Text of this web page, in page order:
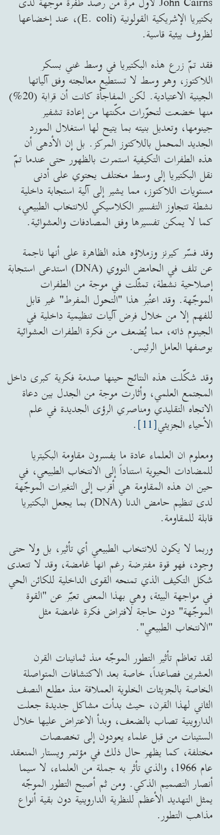
بكتيريا الإشريكية القولونية (E. coli)، عند إخضاعها
لظروف بيئية قاسية.
فقد تمّ زرع هذه البكتيريا في وسط غني بسكر
اللاكتوز، وهو وسط لا تستطيع معالجته وفق آلياتها
الجينية الاعتيادية. لكن المفاجأة كانت أن قرابة (20%)
منها خضعت لتحوّرات مكّنتها من إعادة تشفير
جينومها، وتعديل بنيته بما يتيح لها استغلال المورد
الجديد المحمل باللاكتوز المركز. بل إن الأدهى أن
هذه الطفرات التكيفية استمرت بالظهور حتى عندما تمّ
نقل البكتيريا إلى وسط مختلف يحتوي على أدنى
مستويات اللاكتوز، مما يشير إلى آلية استجابة داخلية
نشطة تتجاوز التفسير الكلاسيكي للانتخاب الطبيعي،
كما لا يمكن تفسيرها وفق المصادفات والعشوائية.
وقد فسّر كيرنز وزملاؤه هذه الظاهرة على أنها ناجمة
عن تلف في الحامض النووي (DNA) استدعى استجابة
إصلاحية نشطة، تمثّلت في موجة من الطفرات
الموجّهة. وقد اعتُبر هذا "التحول المفرط" غير قابل
للفهم إلا من خلال فرض آليات تنظيمية داخلية في
الجينوم ذاته، مما يُضعف من فكرة الطفرات العشوائية
بوصفها العامل الرئيس.
وقد شكّلت هذه النتائج حينها صدمة فكرية كبرى داخل
المجتمع العلمي، وأثارت موجة من الجدل بين دعاة
الاتجاه التقليدي ومناصري الرؤى الجديدة في علم
الأحياء الجزيئي[11]
.
ومعلوم ان العلماء عادة ما يفسرون مقاومة البكيتريا
للمضادات الحيوية استناداً إلى الانتخاب الطبيعي، في
حين ان هذه المقاومة هي أقرب إلى التغيرات الموجّهة
لدى تنظيم حامض الدنا (DNA) بما يجعل البكتيريا
قابلة للمقاومة.
وربما لا يكون للانتخاب الطبيعي أي تأثير، بل ولا حتى
وجود، فهو قوة مفترضة رغم انها غامضة، وقد لا تتعدى
شكل التكيف الذي تمنحه القوى الداخلية للكائن الحي
في مواجهة البيئة، وهي بهذا المعنى تعبّر عن "القوة
الموجّهة" دون حاجة لافتراض فكرة غامضة مثل
"الانتخاب الطبيعي".
لقد تعاظم تأثير التطور الموجّه منذ ثمانينات القرن
العشرين فصاعداً، خاصة بعد الاكتشافات المتواصلة
الخاصة بالجزيئات الخلوية العملاقة منذ مطلع النصف
الثاني لهذا القرن، حيث بدأت مشاكل جديدة جعلت
الداروينية تصاب بالضعف، وبدأ الاعتراض عليها خلال
الستينات من قبل علماء يعودون إلى تخصصات
مختلفة، كما يظهر حال ذلك في مؤتمر ويستار المنعقد
عام 1966، والذي تأثر به جملة من العلماء، لا سيما
أنصار التصميم الذكي. ومن ثم أصبح التطور الموجّه
يمثل التهديد الأعظم للنظرية الداروينية دون بقية أنواع
مذاهب التطور.